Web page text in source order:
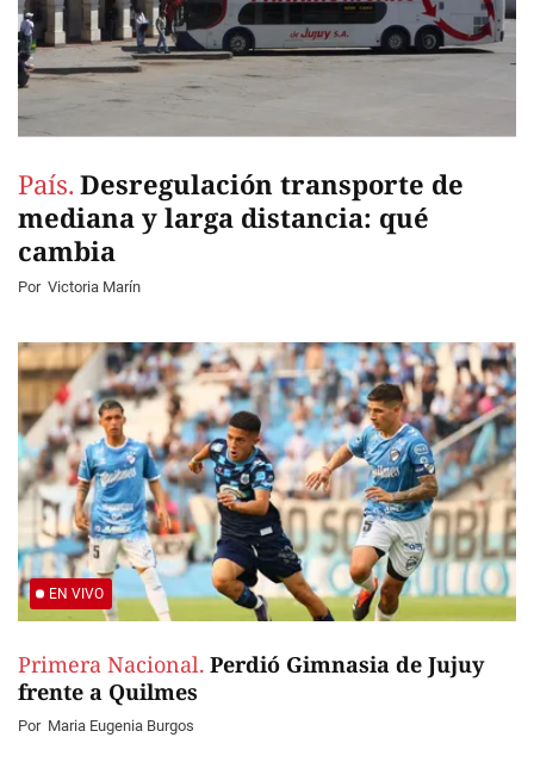
País. Desregulación transporte de
mediana y larga distancia: qué
cambia
Por Victoria Marín
EN VIVO
Primera Nacional. Perdió Gimnasia de Jujuy
frente a Quilmes
Por Maria Eugenia Burgos